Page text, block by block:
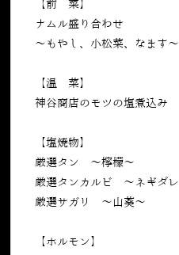
【前 菜】
ナムル盛り合わせ
〜もやし、小松菜、なます〜
【温 菜】
神谷商店のモツの塩煮込み
【塩焼物】
厳選タン ～檸檬～
厳選タンカルビ ～ネギダ
厳選サガリ ～山葵～
【ホルモン】